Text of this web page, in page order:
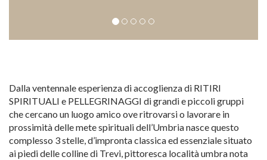
Dalla ventennale esperienza di accoglienza di RITIRI
SPIRITUALI e PELLEGRINAGGI di grandi e piccoli gruppi
che cercano un luogo amico ove ritrovarsi o lavorare in
prossimità delle mete spirituali dell’Umbria nasce questo
complesso 3 stelle, d’impronta classica ed essenziale situato
ai piedi delle colline di Trevi, pittoresca località umbra nota